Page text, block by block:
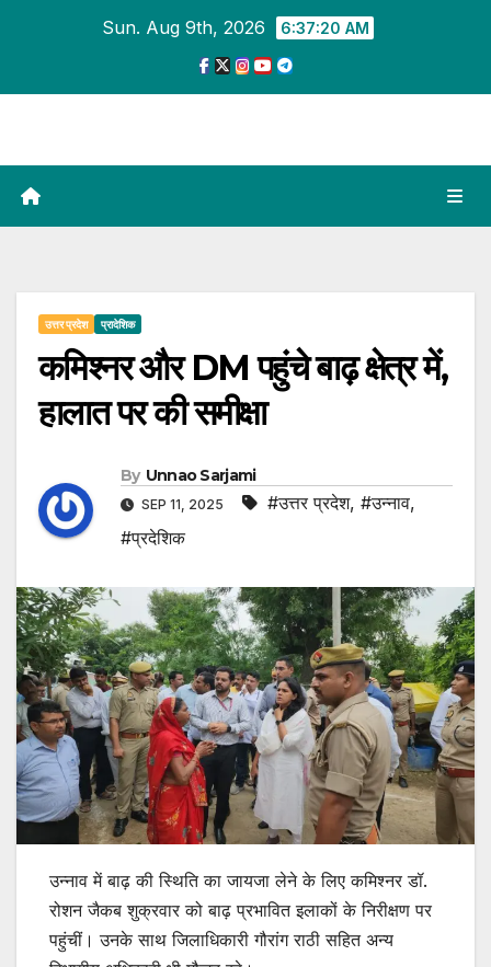
Sun. Aug 9th, 2026 6:37:22 AM
उत्तर प्रदेश प्रादेशिक
कमिश्नर और DM पहुंचे बाढ़ क्षेत्र में,
हालात पर की समीक्षा
By Unnao Sarjami
SEP 11, 2025 #उत्तर प्रदेश, #उन्नाव,
#प्रदेशिक
उन्नाव में बाढ़ की स्थिति का जायजा लेने के लिए कमिश्नर डॉ.
रोशन जैकब शुक्रवार को बाढ़ प्रभावित इलाकों के निरीक्षण पर
पहुंचीं। उनके साथ जिलाधिकारी गौरांग राठी सहित अन्य